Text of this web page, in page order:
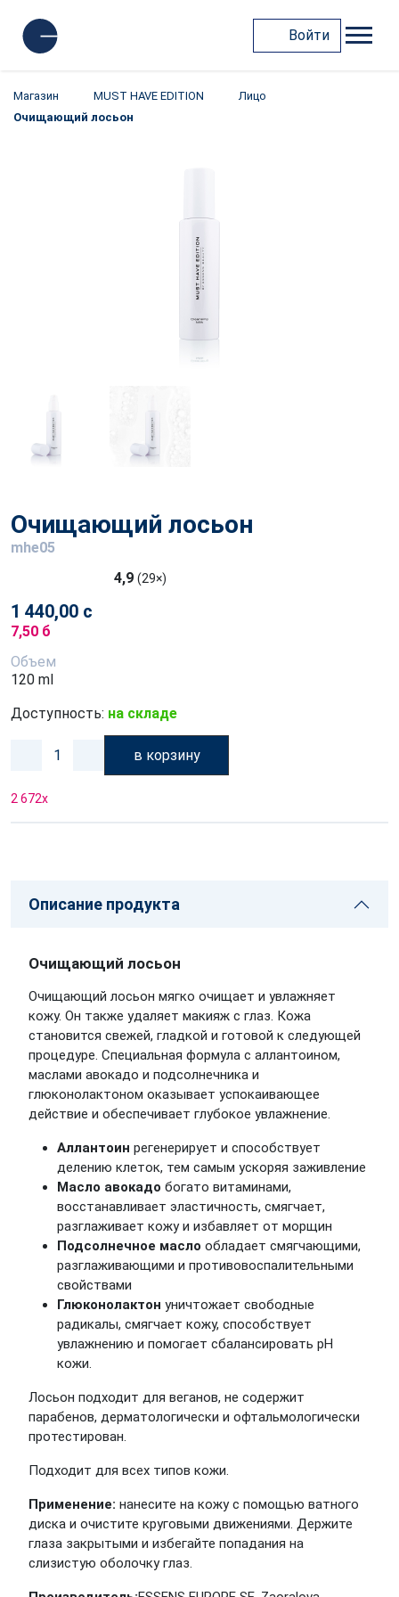
Войти
Магазин MUST HAVE EDITION
Лицо
Очищающий лосьон
Очищающий лосьон
mhe05
4,9 (29×)
1 440,00 с
7,50 б
Объем
120 ml
Доступность: на складе
в корзину
2 672x
Описание продукта
Очищающий лосьон
Очищающий лосьон мягко очищает и увлажняет
кожу. Он также удаляет макияж с глаз. Кожа
становится свежей, гладкой и готовой к следующей
процедуре. Специальная формула с аллантоином,
маслами авокадо и подсолнечника и
глюконолактоном оказывает успокаивающее
действие и обеспечивает глубокое увлажнение.
Аллантоин регенерирует и способствует
делению клеток, тем самым ускоряя заживление
Масло авокадо богато витаминами,
восстанавливает эластичность, смягчает,
разглаживает кожу и избавляет от морщин
Подсолнечное масло обладает смягчающими,
разглаживающими и противовоспалительными
свойствами
Глюконолактон уничтожает свободные
радикалы, смягчает кожу, способствует
увлажнению и помогает сбалансировать pH
кожи.
Лосьон подходит для веганов, не содержит
парабенов, дерматологически и офтальмологически
протестирован.
Подходит для всех типов кожи.
Применение: нанесите на кожу с помощью ватного
диска и очистите круговыми движениями. Держите
глаза закрытыми и избегайте попадания на
слизистую оболочку глаз.